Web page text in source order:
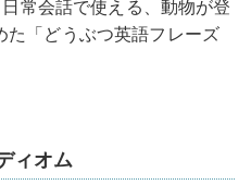
常会話で使える、動物が登
た「どうぶつ英語フレーズ
ィオム